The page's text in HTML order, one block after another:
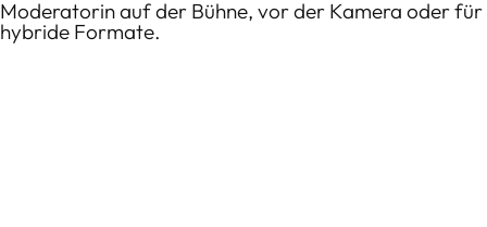
Moderatorin auf der Bühne, vor der Kamera oder für
hybride Formate.